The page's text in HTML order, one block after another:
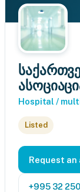
Hospital /
Listed
Request
+995 32